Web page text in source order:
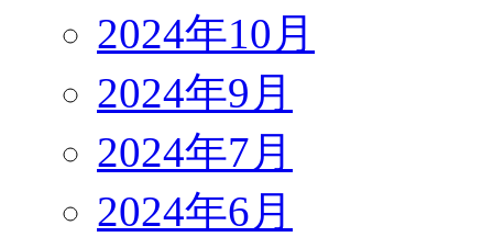
2024年10月
2024年9月
2024年7月
2024年6月